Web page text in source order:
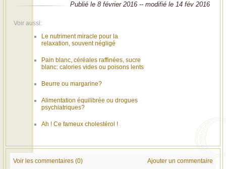
Publié le 8 février 2016 -- modifié le 14 fév 2016
Voir aussi:
Le nutriment miracle pour la
relaxation, souvent négligé
Pain blanc, céréales raffinées, sucre
blanc: calories vides ou poisons lents
Beurre ou margarine?
Alimentation équilibrée ou drogues
psychiatriques?
Ah ! Ce fameux cholestérol !
Voir les commentaires (0) Ajouter un commentaire